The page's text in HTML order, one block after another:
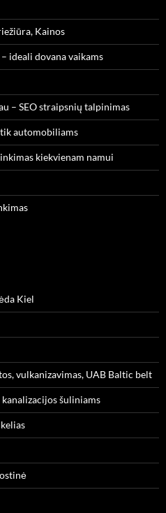
Kainos
ideali dovana vaikams
– SEO straipsnių talpinimas
automobiliams
kiekvienam namui
Kiel
vulkanizavimas, UAB Baltic belt
šuliniams